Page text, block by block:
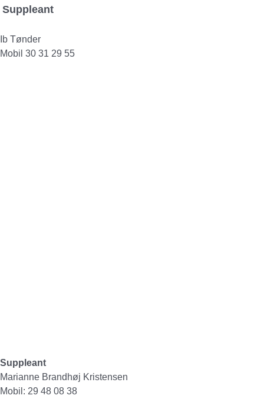
Suppleant
Ib Tønder
Mobil 30 31 29 55
Suppleant
Marianne Brandhøj Kristensen
Mobil: 29 48 08 38